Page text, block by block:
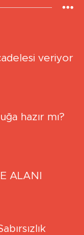
veriyor
hazır mı?
ALANI